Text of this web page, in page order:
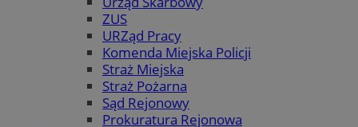
ZUS
URZąd Pracy
Komenda Miejska Policji
Straż Miejska
Straż Pożarna
Sąd Rejonowy
Prokuratura Rejonowa